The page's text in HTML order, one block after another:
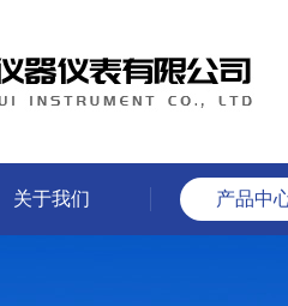
关于我们 产品中